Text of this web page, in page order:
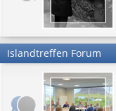
Islandtreffen Forum